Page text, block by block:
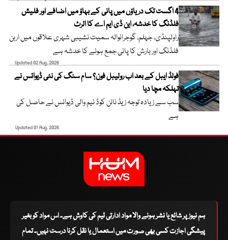
4 اگست تک دریاؤں میں پانی کے بہاؤ میں اضافے اور فلیش
فلڈنگ کا خدشہ، این ڈی ایم اے کا الرٹ
راولپنڈی، جہلم، گوجرانوالہ سمیت نشیبی شہری علاقوں میں اربن
فلڈنگ اور بارش کا پانی جمع ہونے کا خدشہ ہے
Updated 02 Aug, 2026
فولڈ ایبل کے بعد اب رولیبل فون؟ سام سنگ کی نئی ڈیوائس نے
تہلکہ مچا دیا
سب سے زیادہ توجہ زیڈ نائن کوڈ نیم والی ڈیوائس نے حاصل کی
ہے
Updated 01 Aug, 2026
ہم نیوز پر شائع یا نشر ہونے والا مواد ادارتی ٹیم کی کاوش ہے۔ اس مواد کو بغیر
پیشگی اجازت کسی بھی صورت میں استعمال یا نقل کرنا درست نہیں۔ تمام